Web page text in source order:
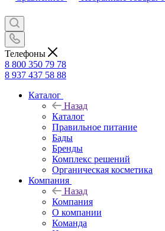
Телефоны
8 800 350 79 78
8 937 437 58 88
Каталог
Назад
Каталог
Правильное питание
Бады
Бренды
Комплекс решений
Органическая косметика
Компания
Назад
Компания
О компании
Команда